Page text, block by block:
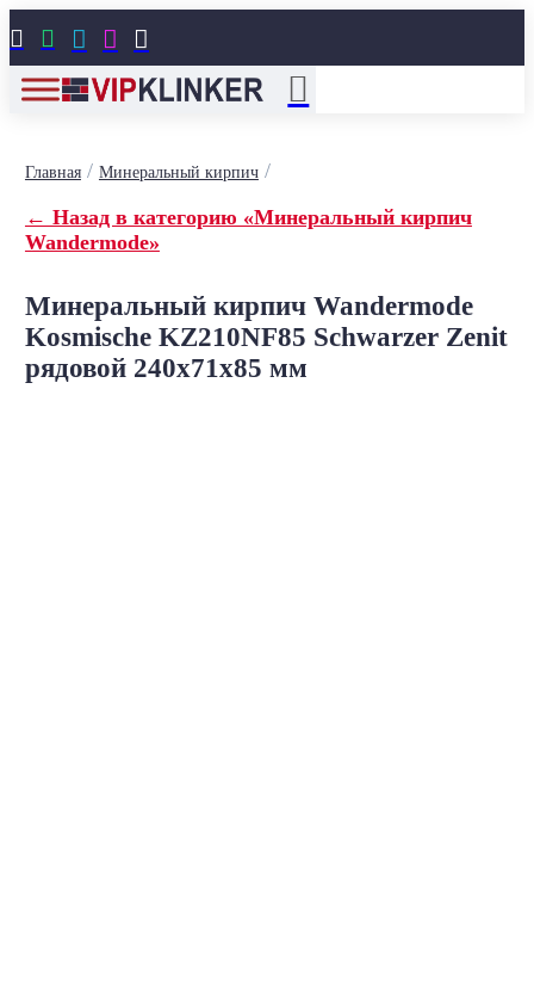
    
Главная/ Минеральный кирпич/
← Назад в категорию «Минеральный кирпич
Wandermode»
Минеральный кирпич Wandermode
Kosmische KZ210NF85 Schwarzer Zenit
рядовой 240x71x85 мм